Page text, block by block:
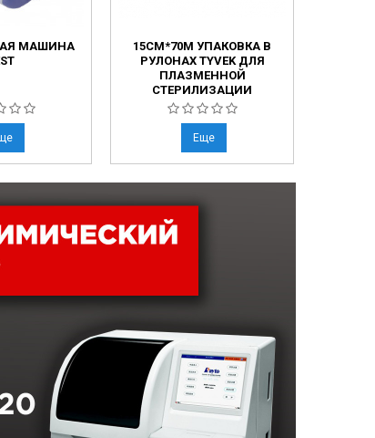
МАШИНА
15СМ*70М УПАКОВКА В
РУЛОНАХ TYVEK ДЛЯ
ПЛАЗМЕННОЙ
СТЕРИЛИЗАЦИИ
Еще